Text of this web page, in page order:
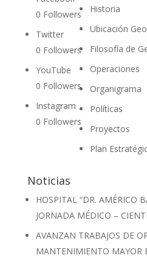
0 Followers
Twitter
0 Followers
YouTube
0 Followers
Instagram
0 Followers
Historia
Ubicación
Filosofía de
Operaciones
Organigrama
Políticas
Proyectos
Plan
Noticias
HOSPITAL “DR. AMÉRICO
JORNADA MÉDICO –
AVANZAN TRABAJOS DE
MANTENIMIENTO MAYOR